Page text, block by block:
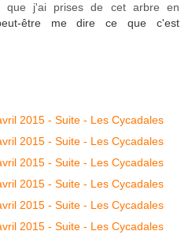
que j'ai prises de cet arbre en
être me dire ce que c'est